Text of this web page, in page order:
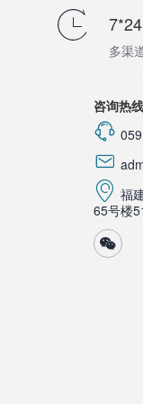
7*24
多渠
咨询热线
福
65号楼